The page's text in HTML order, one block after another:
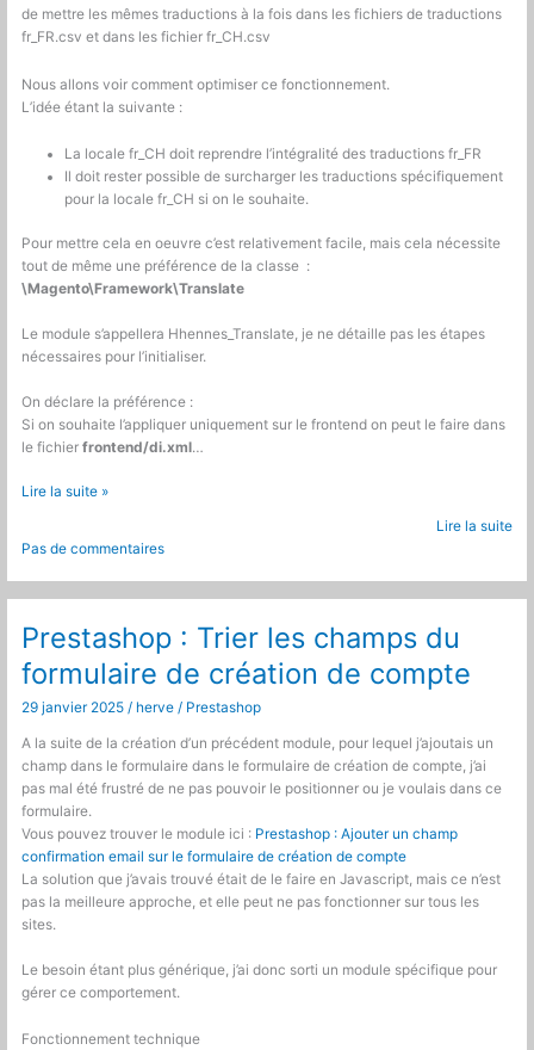
de mettre les mêmes traductions à la fois dans les fichiers de traductions
fr_FR.csv et dans les fichier fr_CH.csv
Nous allons voir comment optimiser ce fonctionnement.
L’idée étant la suivante :
La locale fr_CH doit reprendre l’intégralité des traductions fr_FR
Il doit rester possible de surcharger les traductions spécifiquement
pour la locale fr_CH si on le souhaite.
Pour mettre cela en oeuvre c’est relativement facile, mais cela nécessite
tout de même une préférence de la classe :
\Magento\Framework\Translate
Le module s’appellera Hhennes_Translate, je ne détaille pas les étapes
nécessaires pour l’initialiser.
On déclare la préférence :
Si on souhaite l’appliquer uniquement sur le frontend on peut le faire dans
le fichierfrontend/di.xml…
Magento
Ajouter
un
fallback
de
traduction
Lire la suite »
Lire la suite
Pas de commentaires
Prestashop : Trier les champs du
formulaire de création de compte
29 janvier 2025 / herve / Prestashop
A la suite de la création d’un précédent module, pour lequel j’ajoutais un
champ dans le formulaire dans le formulaire de création de compte, j’ai
pas mal été frustré de ne pas pouvoir le positionner ou je voulais dans ce
formulaire.
Vous pouvez trouver le module ici : Prestashop : Ajouter un champ
confirmation email sur le formulaire de création de compte
La solution que j’avais trouvé était de le faire en Javascript, mais ce n’est
pas la meilleure approche, et elle peut ne pas fonctionner sur tous les
sites.
Le besoin étant plus générique, j’ai donc sorti un module spécifique pour
gérer ce comportement.
Fonctionnement technique